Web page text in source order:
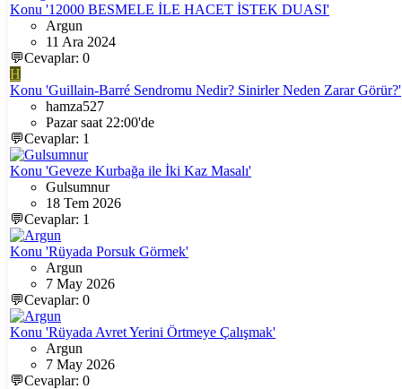
Konu '12000 BESMELE İLE HACET İSTEK DUASI'
Argun
11 Ara 2024
💬Cevaplar: 0
H
Konu 'Guillain-Barré Sendromu Nedir? Sinirler Neden Zarar Görür?'
hamza527
Pazar saat 22:00'de
💬Cevaplar: 1
Konu 'Geveze Kurbağa ile İki Kaz Masalı'
Gulsumnur
18 Tem 2026
💬Cevaplar: 1
Konu 'Rüyada Porsuk Görmek'
Argun
7 May 2026
💬Cevaplar: 0
Konu 'Rüyada Avret Yerini Örtmeye Çalışmak'
Argun
7 May 2026
💬Cevaplar: 0